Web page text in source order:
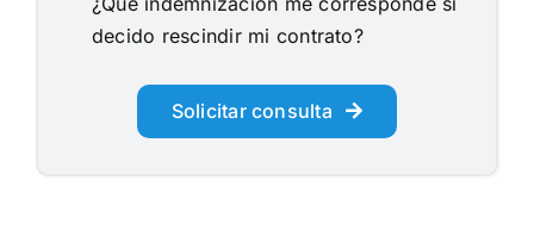
decido rescindir mi contrato?
Solicitar consulta